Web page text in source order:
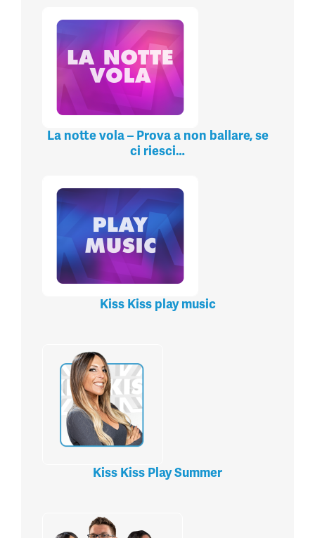
La notte vola – Prova a non ballare, se
ci riesci…
Kiss Kiss play music
Kiss Kiss Play Summer